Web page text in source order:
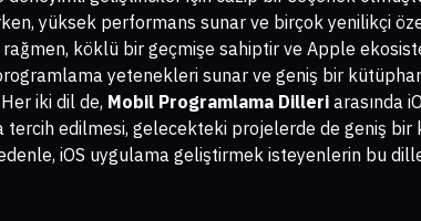
yüksek performans sunar ve birçok yenilikçi
köklü bir geçmişe sahiptir ve Apple
yetenekleri sunar ve geniş bir
iki dil de, Mobil Programlama Dilleri arasında
edilmesi, gelecekteki projelerde de geniş bir
iOS uygulama geliştirmek isteyenlerin bu